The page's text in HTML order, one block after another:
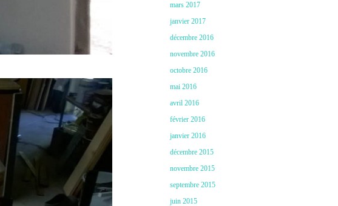
mars 2017
janvier 2017
décembre 2016
novembre 2016
octobre 2016
mai 2016
avril 2016
février 2016
janvier 2016
décembre 2015
novembre 2015
septembre 2015
juin 2015